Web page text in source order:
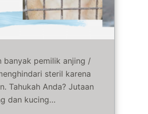
banyak pemilik anjing /
steril karena
Tahukah Anda? Jutaan
dan kucing…